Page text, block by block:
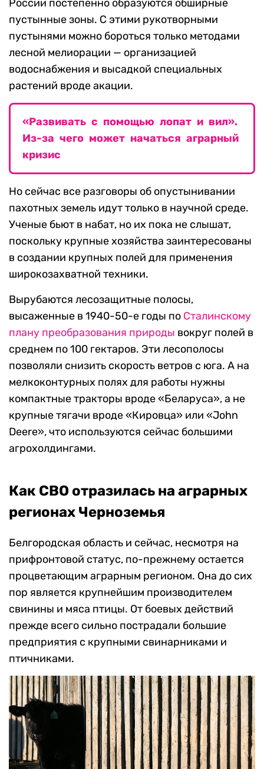
России постепенно образуются обширные
пустынные зоны. С этими рукотворными
пустынями можно бороться только методами
лесной мелиорации — организацией
водоснабжения и высадкой специальных
растений вроде акации.
«Развивать с помощью лопат и вил».
Из-за чего может начаться аграрный
кризис
Но сейчас все разговоры об опустынивании
пахотных земель идут только в научной среде.
Ученые бьют в набат, но их пока не слышат,
поскольку крупные хозяйства заинтересованы
в создании крупных полей для применения
широкозахватной техники.
Вырубаются лесозащитные полосы,
высаженные в 1940-50-е годы по Сталинскому
плану преобразования природы вокруг полей в
среднем по 100 гектаров. Эти лесополосы
позволяли снизить скорость ветров с юга. А на
мелкоконтурных полях для работы нужны
компактные тракторы вроде «Беларуса», а не
крупные тягачи вроде «Кировца» или «John
Deere», что используются сейчас большими
агрохолдингами.
Как СВО отразилась на аграрных
регионах Черноземья
Белгородская область и сейчас, несмотря на
прифронтовой статус, по-прежнему остается
процветающим аграрным регионом. Она до сих
пор является крупнейшим производителем
свинины и мяса птицы. От боевых действий
прежде всего сильно пострадали большие
предприятия с крупными свинарниками и
птичниками.